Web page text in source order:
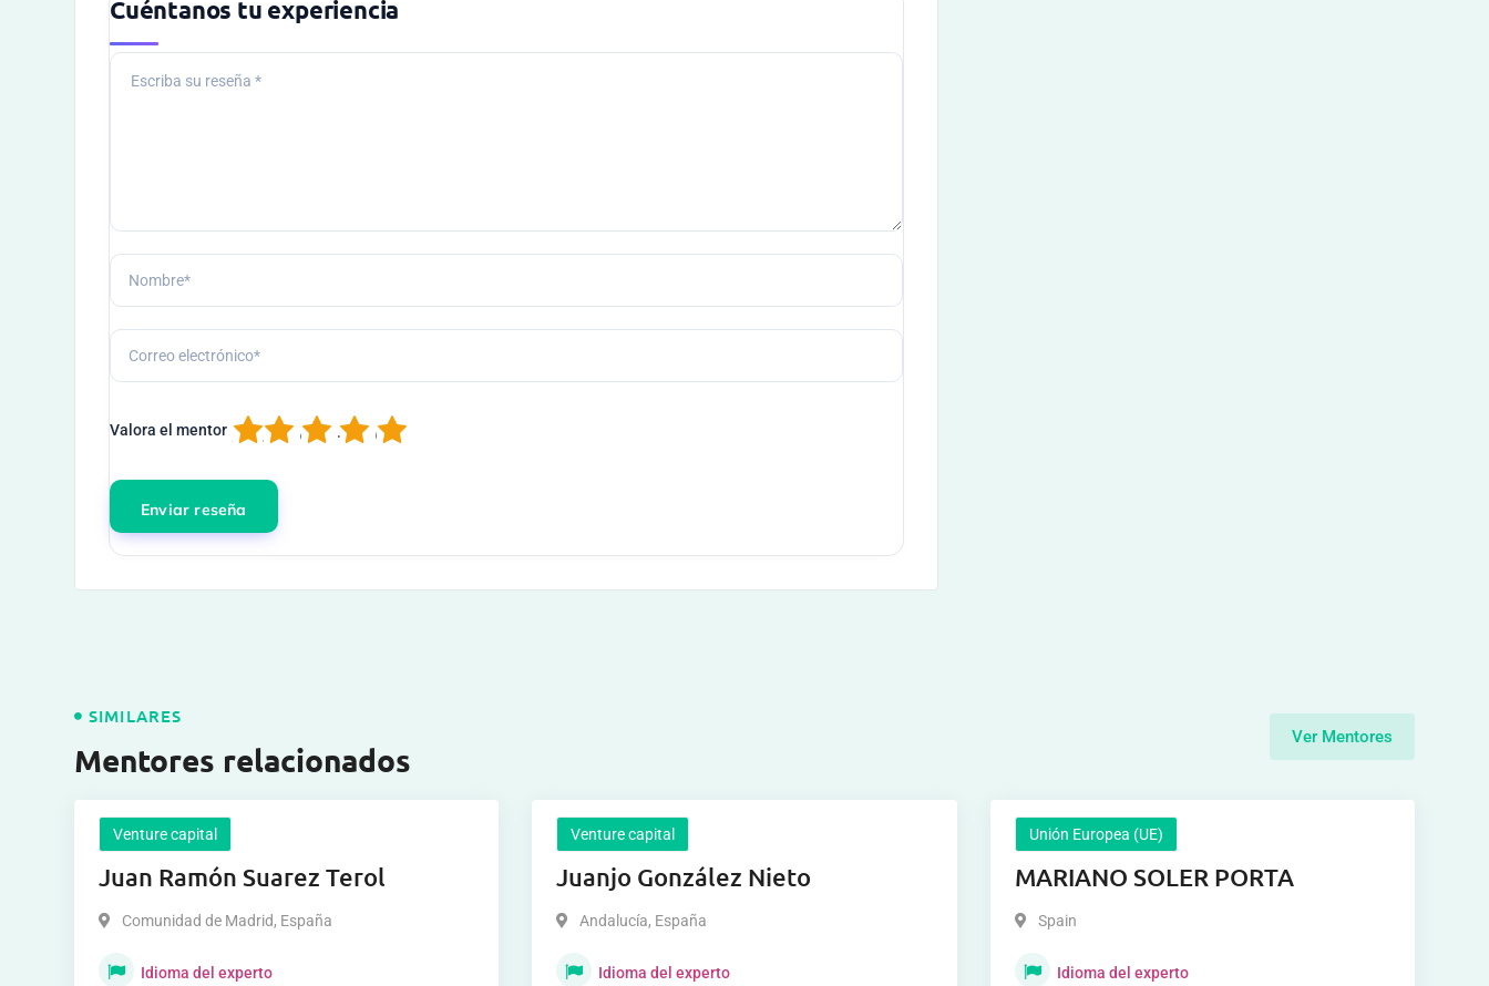
Cuéntanos tu experiencia
Valora el mentor 5
4
3
2
1
SIMILARES
Mentores relacionados
Ver Mentores
Venture capital
Juan Ramón Suarez Terol
Comunidad de Madrid, España
Idioma del experto
Venture capital
Juanjo González Nieto
Andalucía, España
Idioma del experto
Unión Europea (UE)
MARIANO SOLER PORTA
Spain
Idioma del experto